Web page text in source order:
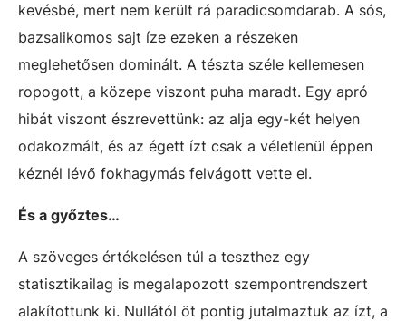
kevésbé, mert nem került rá paradicsomdarab. A sós,
bazsalikomos sajt íze ezeken a részeken
meglehetősen dominált. A tészta széle kellemesen
ropogott, a közepe viszont puha maradt. Egy apró
hibát viszont észrevettünk: az alja egy-két helyen
odakozmált, és az égett ízt csak a véletlenül éppen
kéznél lévő fokhagymás felvágott vette el.
És a győztes…
A szöveges értékelésen túl a teszthez egy
statisztikailag is megalapozott szempontrendszert
alakítottunk ki. Nullától öt pontig jutalmaztuk az ízt, a